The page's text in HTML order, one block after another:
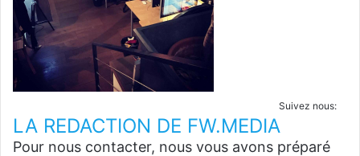
Suivez nous:
LA REDACTION DE FW.MEDIA
Pour nous contacter, nous vous avons préparé